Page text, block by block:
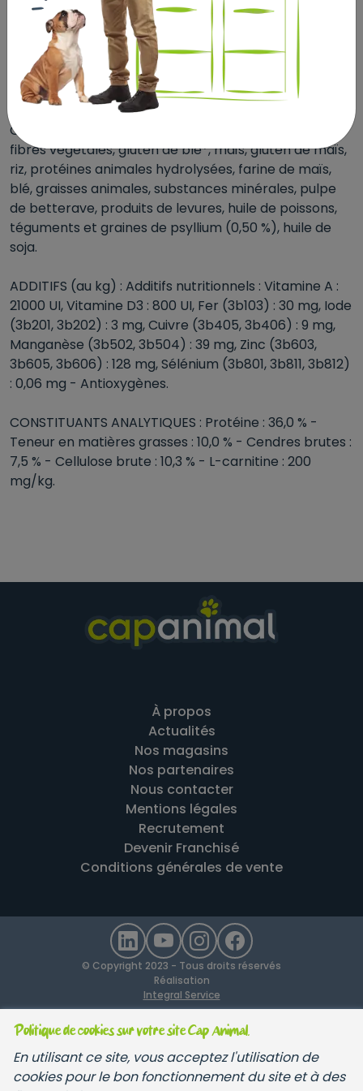
Politique de cookies sur votre site Cap Animal.
En utilisant ce site, vous acceptez l'utilisation de
cookies pour le bon fonctionnement du site et à des
SANTÉ URINAIRE
Formulé avec une teneur équilibrée en minéraux afin
de contribuer à la bonne santé du système urinaire
de votre chat adulte.
COMPOSITION : protéines de volaille déshydratées,
fibres végétales, gluten de blé*, maïs, gluten de maïs,
riz, protéines animales hydrolysées, farine de maïs,
blé, graisses animales, substances minérales, pulpe
de betterave, produits de levures, huile de poissons,
téguments et graines de psyllium (0,50 %), huile de
soja.
ADDITIFS (au kg) : Additifs nutritionnels : Vitamine A :
21000 UI, Vitamine D3 : 800 UI, Fer (3b103) : 30 mg, Iode
(3b201, 3b202) : 3 mg, Cuivre (3b405, 3b406) : 9 mg,
Manganèse (3b502, 3b504) : 39 mg, Zinc (3b603,
3b605, 3b606) : 128 mg, Sélénium (3b801, 3b811, 3b812)
: 0,06 mg - Antioxygènes.
CONSTITUANTS ANALYTIQUES : Protéine : 36,0 % -
Teneur en matières grasses : 10,0 % - Cendres brutes :
7,5 % - Cellulose brute : 10,3 % - L-carnitine : 200
mg/kg.
À propos
Actualités
Nos magasins
Nos partenaires
Nous contacter
Mentions légales
Recrutement
Devenir Franchisé
Conditions générales de vente
© Copyright 2023 - Tous droits réservés
Réalisation
Integral Service